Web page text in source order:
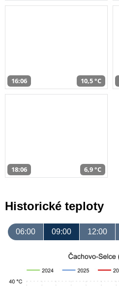
16:06 10,5 °C
18:06 6,9 °C
Historické teploty
06:00 09:00 12:00